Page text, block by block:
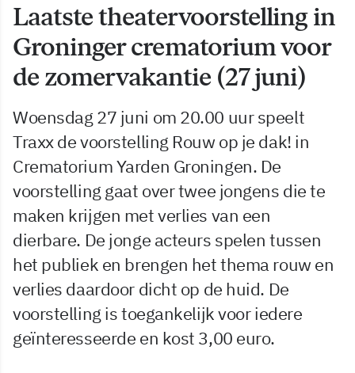
Laatste theatervoorstelling in
Groninger crematorium voor
de zomervakantie (27 juni)
Woensdag 27 juni om 20.00 uur speelt
Traxx de voorstelling Rouw op je dak! in
Crematorium Yarden Groningen. De
voorstelling gaat over twee jongens die te
maken krijgen met verlies van een
dierbare. De jonge acteurs spelen tussen
het publiek en brengen het thema rouw en
verlies daardoor dicht op de huid. De
voorstelling is toegankelijk voor iedere
geïnteresseerde en kost 3,00 euro.